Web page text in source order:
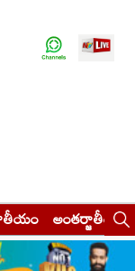
అంతర్జాతీయం